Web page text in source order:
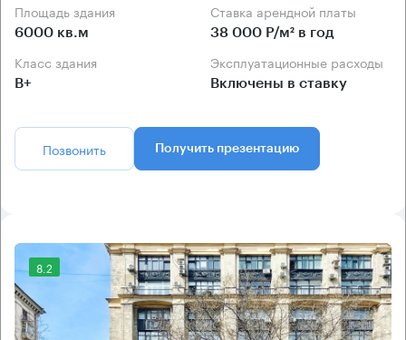
Площадь здания
6000 кв.м
Ставка арендной платы
38 000 Р/м² в год
Класс здания
B+
Эксплуатационные расходы
Включены в ставку
Позвонить Получить презентацию
8.2